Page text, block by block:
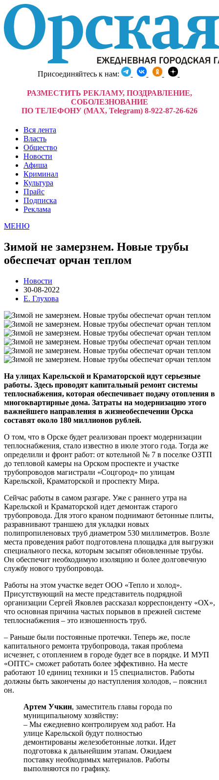
Присоединяйтесь к нам:
РАЗМЕСТИТЬ РЕКЛАМУ, ПОЗДРАВЛЕНИЕ,
СОБОЛЕЗНОВАНИЕ
ПО ТЕЛЕФОНУ (MAX, Telegram) 8-922-87-26-626
Вся лента
Власть
Общество
Новости
Афиша
Криминал
Культура
Прайс
Подписка
Реклама
МЕНЮ
Зимой не замерзнем. Новые трубы
обеспечат орчан теплом
Новости
30-08-2022
Е. Глухова
На улицах Карельской и Краматорской идут серьезные
работы. Здесь проводят капитальный ремонт системы
теплоснабжения, которая обеспечивает подачу отопления в
многоквартирные дома. Затраты на модернизацию этого
важнейшего направления в жизнеобеспечении Орска
составят около 180 миллионов рублей.
О том, что в Орске будет реализован проект модернизации
теплоснабжения, стало известно в июле этого года. Тогда же
определили и фронт работ: от котельной № 7 в поселке ОЗТП
до тепловой камеры на Орском проспекте и участке
трубопроводов магистрали «Соцгород» по улицам
Карельской, Краматорской и проспекту Мира.
Сейчас работы в самом разгаре. Уже с раннего утра на
Карельской и Краматорской идет демонтаж старого
трубопровода. Для этого краном поднимают бетонные плиты,
разравнивают траншею для укладки новых
полипропиленовых труб диаметром 530 миллиметров. Возле
места проведения работ подготовлена площадка для выгрузки
специального песка, которым засыпят обновленные трубы.
Он обеспечит необходимую изоляцию и более долговечную
службу нового трубопровода.
Работы на этом участке ведет ООО «Тепло и холод».
Присутствующий на месте представитель подрядной
организации Сергей Яковлев рассказал корреспонденту «ОХ»,
что основная причина частых порывов в прежней системе
теплоснабжения – это изношенность труб.
– Раньше были постоянные протечки. Теперь же, после
капитального ремонта трубопровода, такая проблема
исчезнет, с отоплением в городе будет все в порядке. И МУП
«ОПТС» сможет работать более эффективно. На месте
работают 10 единиц техники и 15 специалистов. Работы
должны быть закончены до наступления холодов, – пояснил
он.
Артем Учкин, заместитель главы города по
муниципальному хозяйству:
– Мы ежедневно контролируем ход работ. На
улице Карельской будут полностью
демонтированы железобетонные лотки. Идет
подготовка к дальнейшим этапам. Ожидаем
поставку необходимых материалов. Работы
выполняются по графику.